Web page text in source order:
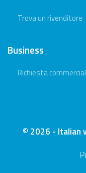
Trova un rivenditore
Business
Richiesta
© 2026 - Italian